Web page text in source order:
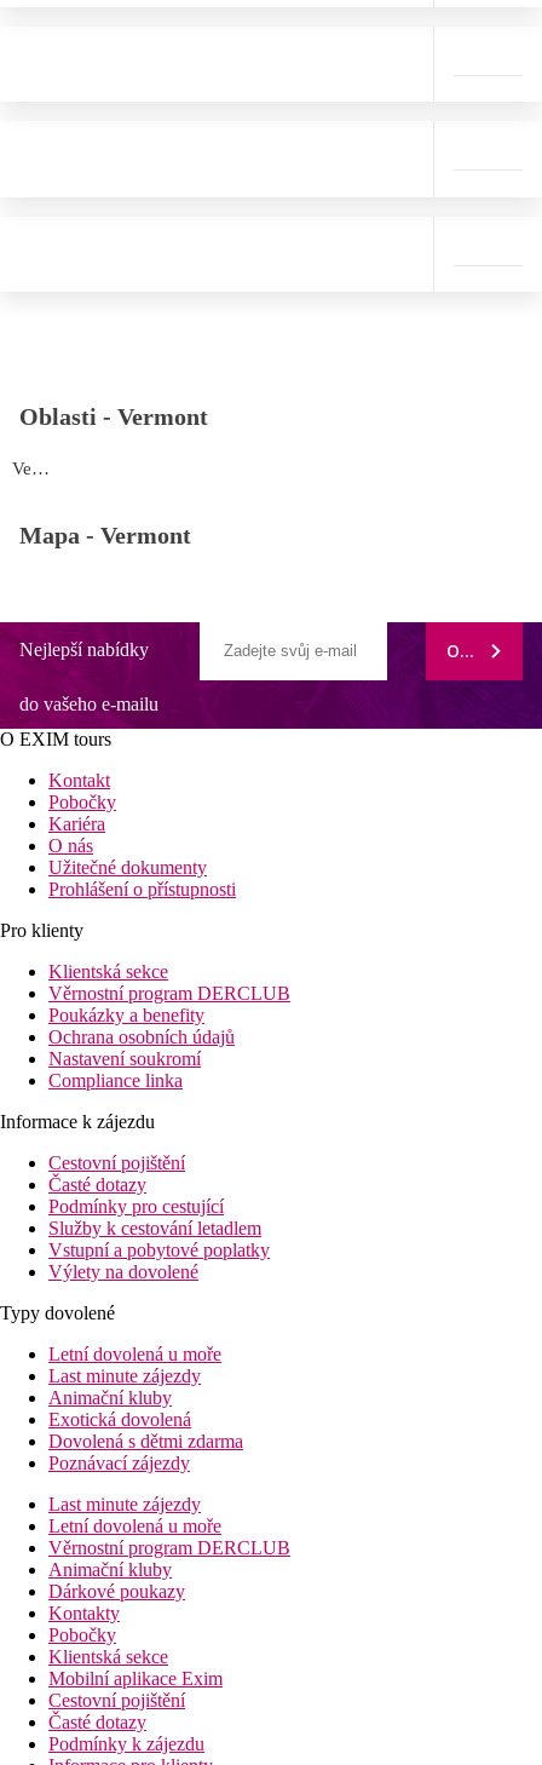
Oblasti - Vermont
Vermont
Mapa - Vermont
Nejlepší nabídky
do vašeho e-mailu
ODEBÍRAT
O EXIM tours
Kontakt
Pobočky
Kariéra
O nás
Užitečné dokumenty
Prohlášení o přístupnosti
Pro klienty
Klientská sekce
Věrnostní program DERCLUB
Poukázky a benefity
Ochrana osobních údajů
Nastavení soukromí
Compliance linka
Informace k zájezdu
Cestovní pojištění
Časté dotazy
Podmínky pro cestující
Služby k cestování letadlem
Vstupní a pobytové poplatky
Výlety na dovolené
Typy dovolené
Letní dovolená u moře
Last minute zájezdy
Animační kluby
Exotická dovolená
Dovolená s dětmi zdarma
Poznávací zájezdy
Last minute zájezdy
Letní dovolená u moře
Věrnostní program DERCLUB
Animační kluby
Dárkové poukazy
Kontakty
Pobočky
Klientská sekce
Mobilní aplikace Exim
Cestovní pojištění
Časté dotazy
Podmínky k zájezdu